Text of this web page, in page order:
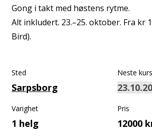
Gong i takt med høstens rytme.
Alt inkludert. 23.–25. oktober. Fra kr
Bird).
Sted
Sarpsborg
Neste kurs
Varighet
1 helg
Pris
12000